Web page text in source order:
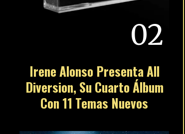
02
Irene Alonso Presenta All
Diversion, Su Cuarto Álbum
Con 11 Temas Nuevos